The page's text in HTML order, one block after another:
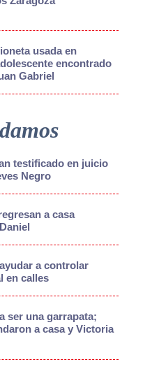
usada en
encontrado
Gabriel
testificado en juicio
Negro
a casa
a controlar
en calles
ser una garrapata;
a casa y Victoria